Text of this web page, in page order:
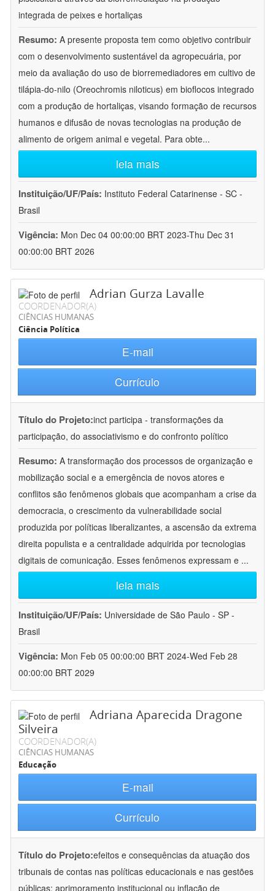
integrada de peixes e hortaliças
Resumo: A presente proposta tem como objetivo contribuir
com o desenvolvimento sustentável da agropecuária, por
meio da avaliação do uso de biorremediadores em cultivo de
tilápia-do-nilo (Oreochromis niloticus) em bioflocos integrado
com a produção de hortaliças, visando formação de recursos
humanos e difusão de novas tecnologias na produção de
alimento de origem animal e vegetal. Para obte...
leia mais
Instituição/UF/País: Instituto Federal Catarinense - SC -
Brasil
Vigência: Mon Dec 04 00:00:00 BRT 2023-Thu Dec 31
00:00:00 BRT 2026
Adrian Gurza Lavalle
COORDENADOR(A)
CIÊNCIAS HUMANAS
Ciência Política
E-mail
Currículo
Título do Projeto:inct participa - transformações da
participação, do associativismo e do confronto político
Resumo: A transformação dos processos de organização e
mobilização social e a emergência de novos atores e
conflitos são fenômenos globais que acompanham a crise da
democracia, o crescimento da vulnerabilidade social
produzida por políticas liberalizantes, a ascensão da extrema
direita populista e a centralidade adquirida por tecnologias
digitais de comunicação. Esses fenômenos expressam e ...
leia mais
Instituição/UF/País: Universidade de São Paulo - SP -
Brasil
Vigência: Mon Feb 05 00:00:00 BRT 2024-Wed Feb 28
00:00:00 BRT 2029
Adriana Aparecida Dragone
Silveira
COORDENADOR(A)
CIÊNCIAS HUMANAS
Educação
E-mail
Currículo
Título do Projeto:efeitos e consequências da atuação dos
tribunais de contas nas políticas educacionais e nas gestões
públicas: aprimoramento institucional ou inflação de